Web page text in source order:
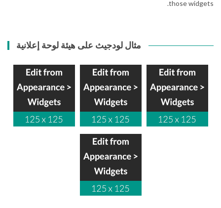
those widgets.
مثال لودجيث على هيئة لوحة إعلانية